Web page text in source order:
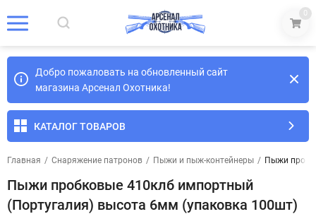
0
Добро пожаловать на обновленный сайт
магазина Арсенал Охотника!
КАТАЛОГ ТОВАРОВ
Главная / Снаряжение патронов / Пыжи и пыж-контейнеры / Пыжи
Пыжи пробковые 410клб импортный
(Португалия) высота 6мм (упаковка 100шт)